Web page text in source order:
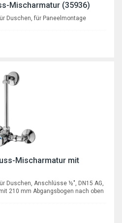
Mischarmatur (35936)
Duschen, für Paneelmontage
Mischarmatur mit
Duschen, Anschlüsse ½", DN15 AG,
210 mm Abgangsbogen nach oben